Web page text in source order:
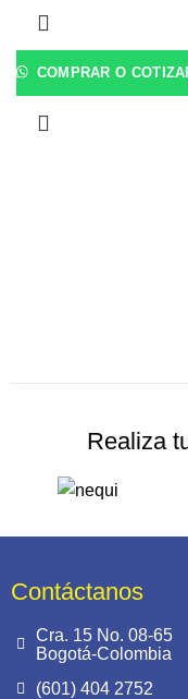
COMPRAR O
Realiza
Contáctanos
Cra. 15 No. 08-65
Bogotá-Colombia
(601) 404 2752